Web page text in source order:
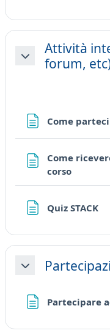
Minimizza
Attività
forum,
Come
Come
corsoPagina
Quiz STACK
Minimizza
Partecipare